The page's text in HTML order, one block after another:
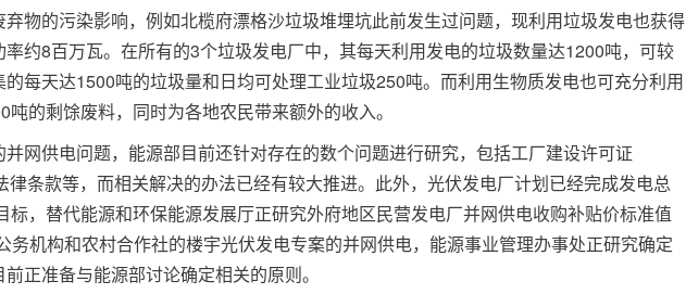
物的污染影响，例如北榄府漂格沙垃圾堆埋坑此前发生过问题，现利用垃圾发电也获得
约8百万瓦。在所有的3个垃圾发电厂中，其每天利用发电的垃圾数量达1200吨，可较
每天达1500吨的垃圾量和日均可处理工业垃圾250吨。而利用生物质发电也可充分利用
的剩馀废料，同时为各地农民带来额外的收入。
供电问题，能源部目前还针对存在的数个问题进行研究，包括工厂建设许可证
律条款等，而相关解决的办法已经有较大推进。此外，光伏发电厂计划已经完成发电总
标，替代能源和环保能源发展厅正研究外府地区民营发电厂并网供电收购补贴价标准值
务机构和农村合作社的楼宇光伏发电专案的并网供电，能源事业管理办事处正研究确定
正准备与能源部讨论确定相关的原则。